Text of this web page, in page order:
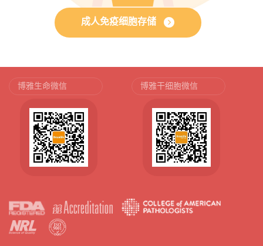
成人免疫细胞存储
博雅生命微信 博雅干细胞微信